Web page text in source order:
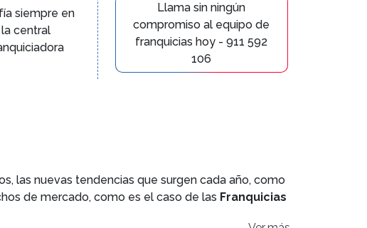
siempre en
la central
Llama sin ningún
compromiso al equipo de
franquicias hoy - 911 592
106
las nuevas tendencias que surgen cada año, como
de mercado, como es el caso de las Franquicias